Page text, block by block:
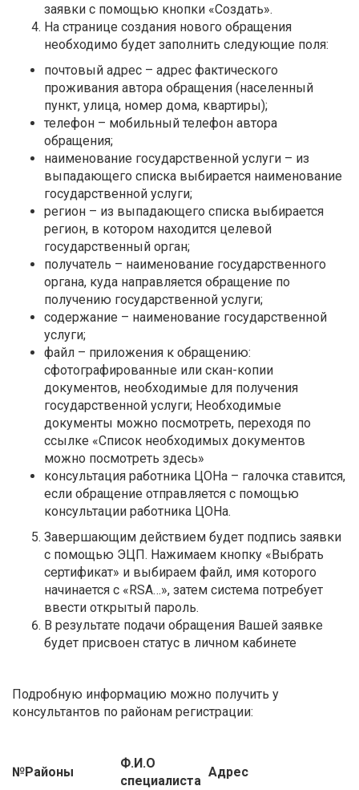
заявки с помощью кнопки «Создать».
На странице создания нового обращения
необходимо будет заполнить следующие поля:
почтовый адрес – адрес фактического
проживания автора обращения (населенный
пункт, улица, номер дома, квартиры);
телефон – мобильный телефон автора
обращения;
наименование государственной услуги – из
выпадающего списка выбирается наименование
государственной услуги;
регион – из выпадающего списка выбирается
регион, в котором находится целевой
государственный орган;
получатель – наименование государственного
органа, куда направляется обращение по
получению государственной услуги;
содержание – наименование государственной
услуги;
файл – приложения к обращению:
сфотографированные или скан-копии
документов, необходимые для получения
государственной услуги; Необходимые
документы можно посмотреть, переходя по
ссылке «Список необходимых документов
можно посмотреть здесь»
консультация работника ЦОНа – галочка ставится,
если обращение отправляется с помощью
консультации работника ЦОНа.
Завершающим действием будет подпись заявки
с помощью ЭЦП. Нажимаем кнопку «Выбрать
сертификат» и выбираем файл, имя которого
начинается с «RSA…», затем система потребует
ввести открытый пароль.
В результате подачи обращения Вашей заявке
будет присвоен статус в личном кабинете
Подробную информацию можно получить у
консультантов по районам регистрации:
№Районы
Ф.И.О
специалиста
Адрес